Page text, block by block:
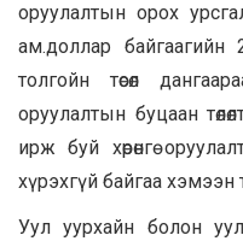
оруулалтын орох
ам.доллар
толгойн төсөл
оруулалтын буцаан
ирж буй хөрөнгө
хүрэхгүй байгаа
Уул уурхайн болон уул